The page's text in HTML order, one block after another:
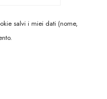
salvi i miei dati (nome,